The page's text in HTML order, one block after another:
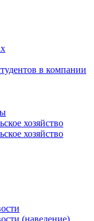
в компании